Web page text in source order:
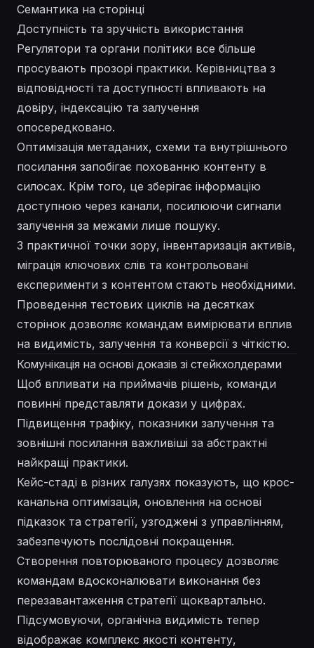
Семантика на сторінці
Доступність та зручність використання
Регулятори та органи політики все більше
просувають прозорі практики. Керівництва з
відповідності та доступності впливають на
довіру, індексацію та залучення
опосередковано.
Оптимізація метаданих, схеми та внутрішнього
посилання запобігає похованню контенту в
силосах. Крім того, це зберігає інформацію
доступною через канали, посилюючи сигнали
залучення за межами лише пошуку.
З практичної точки зору, інвентаризація активів,
міграція ключових слів та контрольовані
експерименти з контентом стають необхідними.
Проведення тестових циклів на десятках
сторінок дозволяє командам вимірювати вплив
на видимість, залучення та конверсії з чіткістю.
Комунікація на основі доказів зі стейкхолдерами
Щоб впливати на приймачів рішень, команди
повинні представляти докази у цифрах.
Підвищення трафіку, показники залучення та
зовнішні посилання важливіші за абстрактні
найкращі практики.
Кейс-стаді в різних галузях показують, що крос-
канальна оптимізація, оновлення на основі
підказок та стратегії, узгоджені з управлінням,
забезпечують послідовні покращення.
Створення повторюваного процесу дозволяє
командам вдосконалювати виконання без
перезавантаження стратегії щоквартально.
Підсумовуючи, органічна видимість тепер
відображає комплекс якості контенту,